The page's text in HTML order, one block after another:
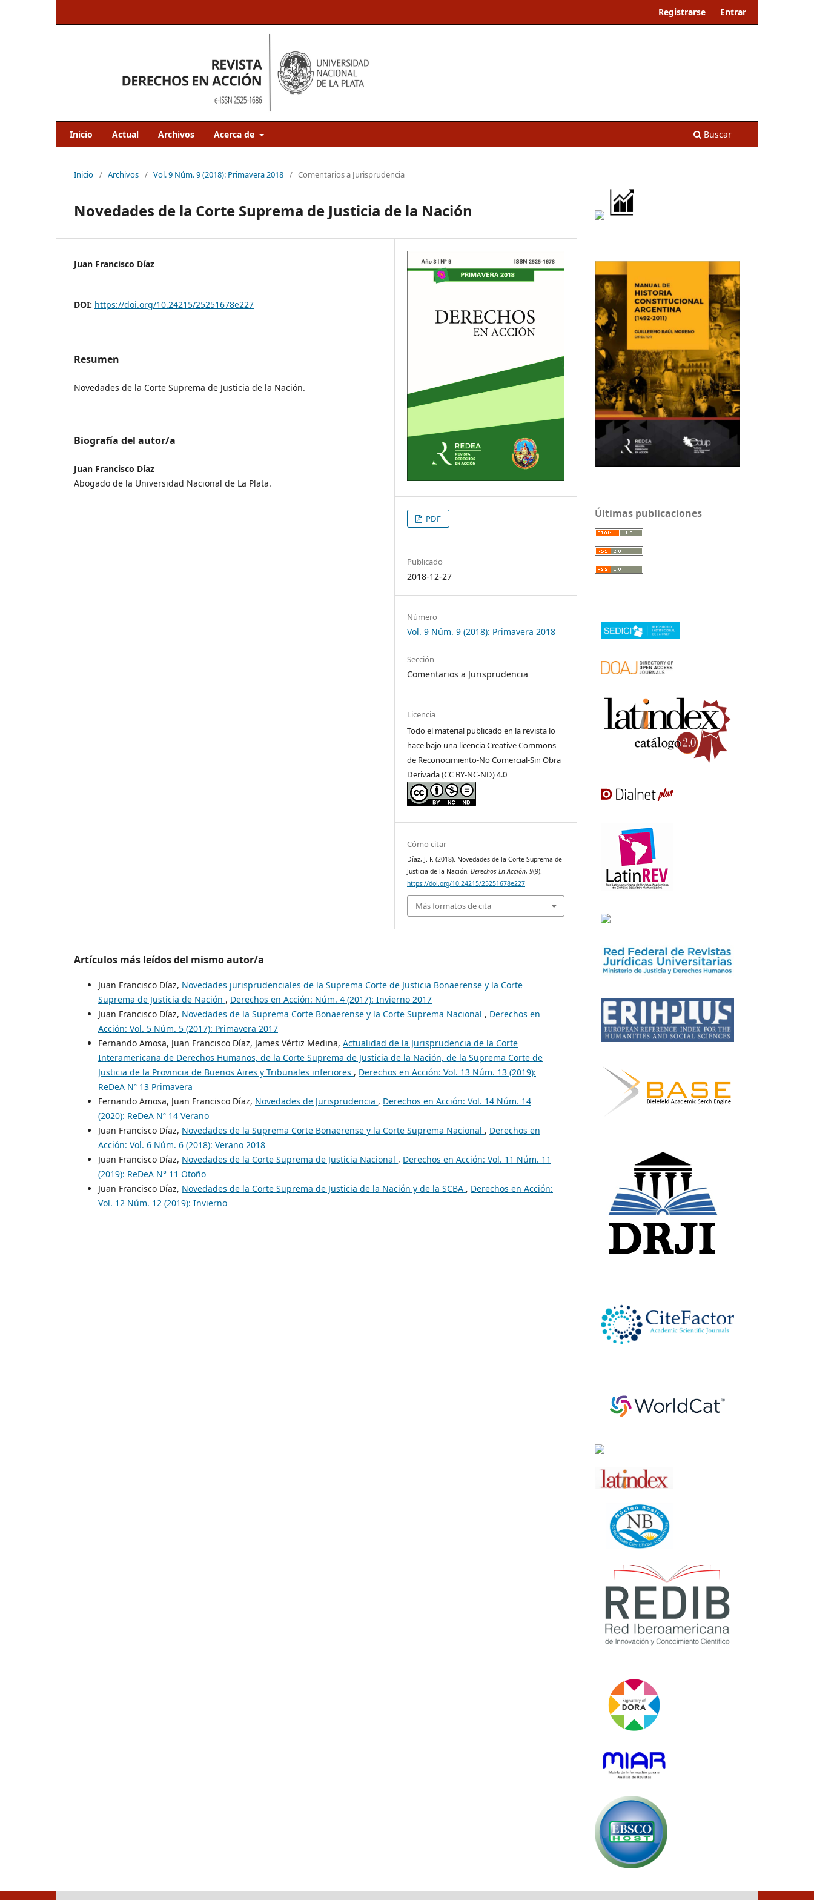
Inicio Actual Archivos Acerca de Buscar
Registrarse Entrar
Inicio / Archivos / Vol. 9 Núm. 9 (2018): Primavera 2018 / Comentarios a Jurisprudencia
Novedades de la Corte Suprema de Justicia de la Nación
Juan Francisco Díaz
DOI: https://doi.org/10.24215/25251678e227
Resumen
Novedades de la Corte Suprema de Justicia de la Nación.
Biografía del autor/a
Juan Francisco Díaz
Abogado de la Universidad Nacional de La Plata.
PDF
Publicado
2018-12-27
Número
Vol. 9 Núm. 9 (2018): Primavera 2018
Sección
Comentarios a Jurisprudencia
Licencia
Todo el material publicado en la revista lo
hace bajo una licencia Creative Commons
de Reconocimiento-No Comercial-Sin Obra
Derivada (CC BY-NC-ND) 4.0
Cómo citar
Díaz, J. F. (2018). Novedades de la Corte Suprema de
Justicia de la Nación.Derechos En Acción, 9(9).
https://doi.org/10.24215/25251678e227
Más formatos de cita
Artículos más leídos del mismo autor/a
Juan Francisco Díaz, Novedades jurisprudenciales de la Suprema Corte de Justicia Bonaerense y la Corte
Suprema de Justicia de Nación , Derechos en Acción: Núm. 4 (2017): Invierno 2017
Juan Francisco Díaz, Novedades de la Suprema Corte Bonaerense y la Corte Suprema Nacional , Derechos en
Acción: Vol. 5 Núm. 5 (2017): Primavera 2017
Fernando Amosa, Juan Francisco Díaz, James Vértiz Medina, Actualidad de la Jurisprudencia de la Corte
Interamericana de Derechos Humanos, de la Corte Suprema de Justicia de la Nación, de la Suprema Corte de
Justicia de la Provincia de Buenos Aires y Tribunales inferiores , Derechos en Acción: Vol. 13 Núm. 13 (2019):
ReDeA Nª 13 Primavera
Fernando Amosa, Juan Francisco Díaz, Novedades de Jurisprudencia , Derechos en Acción: Vol. 14 Núm. 14
(2020): ReDeA Nª 14 Verano
Juan Francisco Díaz, Novedades de la Suprema Corte Bonaerense y la Corte Suprema Nacional , Derechos en
Acción: Vol. 6 Núm. 6 (2018): Verano 2018
Juan Francisco Díaz, Novedades de la Corte Suprema de Justicia Nacional , Derechos en Acción: Vol. 11 Núm. 11
(2019): ReDeA N° 11 Otoño
Juan Francisco Díaz, Novedades de la Corte Suprema de Justicia de la Nación y de la SCBA , Derechos en Acción:
Vol. 12 Núm. 12 (2019): Invierno
Últimas publicaciones